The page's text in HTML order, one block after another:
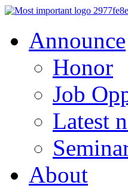
Announce
Honor
Job
Latest
About